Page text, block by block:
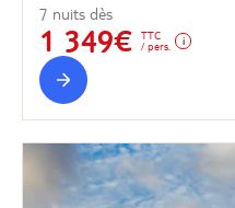
7 nuits dès
1 349€
TTC
/ pers.